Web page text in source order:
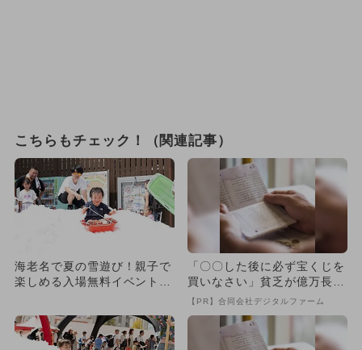
こちらもチェック！（関連記事）
海老名で夏の雪遊び！親子で
楽しめる入場無料イベント開
「〇〇した後に必ず宝くじを
買いなさい」貧乏が億万長者
に
【PR】合同会社デジタルファーム